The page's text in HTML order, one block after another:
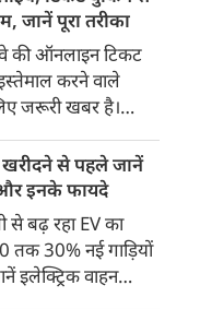
परिवर्तन से लेकर
विषय पर बहस कर
उस जीव पर भी एक
है जिसने किसी भी
इंसान का साथ चुना
यह है कि आज कुत्तों के
राय पशु-चिकित्सकों,
या विशेषज्ञों से
यूनिवर्सिटी से
है।
जानें पूरा तरीका
की ऑनलाइन टिकट
करने वाले
जरूरी खबर है।
वर्जन लॉन्च कर
24 साल पुराने
वेबसाइट को नए
कई नए फीचर्स के साथ
गया है।
खरीदने से पहले जानें
और इनके फायदे
से बढ़ रहा EV का
30% नई गाड़ियों
इलेक्ट्रिक वाहन